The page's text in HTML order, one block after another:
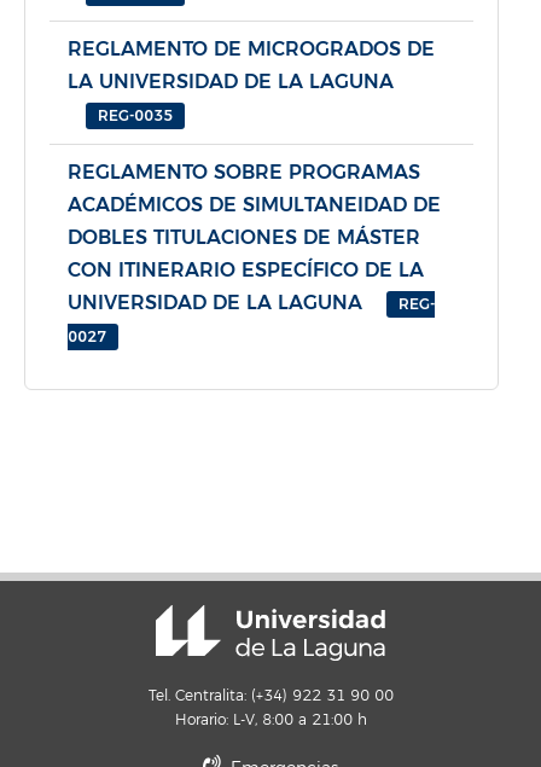
REGLAMENTO DE MICROGRADOS DE
LA UNIVERSIDAD DE LA LAGUNA
REG-0035
REGLAMENTO SOBRE PROGRAMAS
ACADÉMICOS DE SIMULTANEIDAD DE
DOBLES TITULACIONES DE MÁSTER
CON ITINERARIO ESPECÍFICO DE LA
UNIVERSIDAD DE LA LAGUNA
REG-
0027
Tel. Centralita: (+34) 922 31 90 00
Horario: L-V, 8:00 a 21:00 h